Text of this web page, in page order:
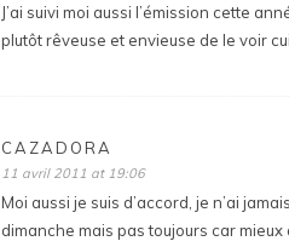
J’ai suivi moi aussi l’émission cette
plutôt rêveuse et envieuse de le voir
CAZADORA
11 avril 2011 at 19:06
Moi aussi je suis d’accord, je n’ai
dimanche mais pas toujours car mieux